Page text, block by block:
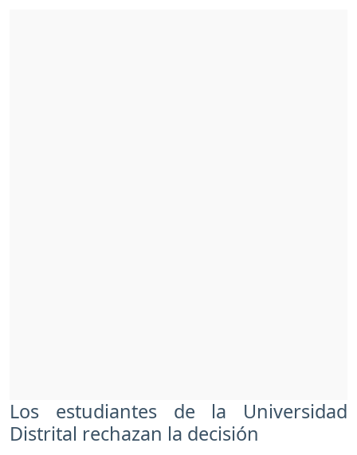
Los estudiantes de la Universidad
Distrital rechazan la decisión